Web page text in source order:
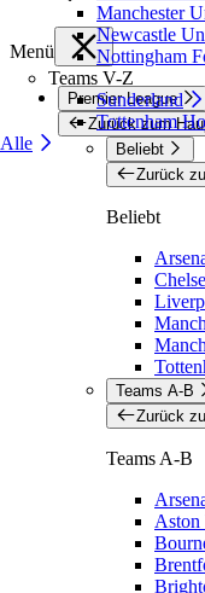
Manchester
Newcastle
Nottingham
Teams V-Z
Sunderland
Tottenham
Alle
Menü
Premier League
Zurück zum
Beliebt
Zurück
Beliebt
Teams A-B
Zurück
Teams A-B